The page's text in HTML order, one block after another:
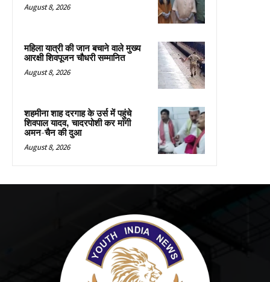
August 8, 2026
महिला यात्री की जान बचाने वाले मुख्य
आरक्षी शिवपूजन चौधरी सम्मानित
August 8, 2026
शहमीना शाह दरगाह के उर्स में पहुंचे
शिवपाल यादव, चादरपोशी कर मांगी
अमन-चैन की दुआ
August 8, 2026